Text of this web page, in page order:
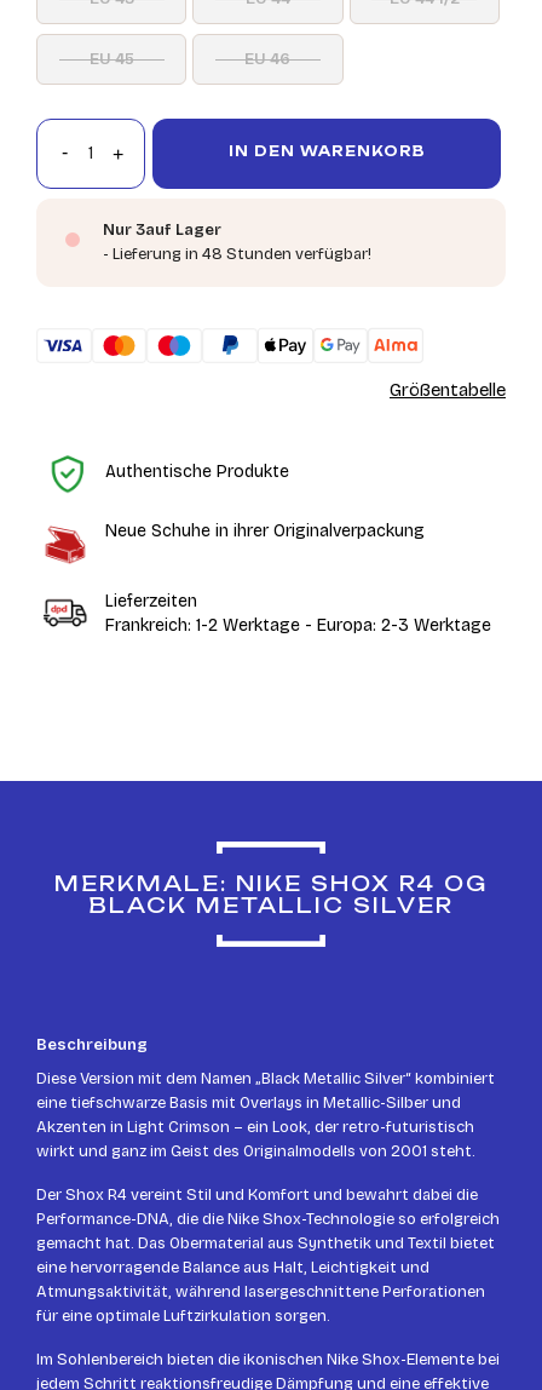
EU 45 EU 46
IN DEN WARENKORB
Nur 3auf Lager
- Lieferung in 48 Stunden verfügbar!
Größentabelle
Authentische Produkte
Neue Schuhe in ihrer Originalverpackung
Lieferzeiten
Frankreich: 1-2 Werktage - Europa: 2-3 Werktage
MERKMALE: NIKE SHOX R4 OG
BLACK METALLIC SILVER
Beschreibung
Diese Version mit dem Namen „Black Metallic Silver“ kombiniert
eine tiefschwarze Basis mit Overlays in Metallic-Silber und
Akzenten in Light Crimson – ein Look, der retro-futuristisch
wirkt und ganz im Geist des Originalmodells von 2001 steht.
Der Shox R4 vereint Stil und Komfort und bewahrt dabei die
Performance-DNA, die die Nike Shox-Technologie so erfolgreich
gemacht hat. Das Obermaterial aus Synthetik und Textil bietet
eine hervorragende Balance aus Halt, Leichtigkeit und
Atmungsaktivität, während lasergeschnittene Perforationen
für eine optimale Luftzirkulation sorgen.
Im Sohlenbereich bieten die ikonischen Nike Shox-Elemente bei
jedem Schritt reaktionsfreudige Dämpfung und eine effektive